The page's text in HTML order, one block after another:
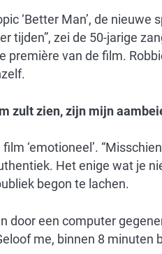
‘Better Man’, de nieuwe
tijden”, zei de 50-jarige
van de film.
zult zien, zijn mijn
‘emotioneel’.
Het enige wat je
begon te lachen.
door een computer
me, binnen 8 minuten